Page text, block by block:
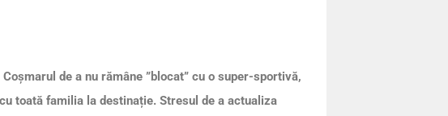
de a nu rămâne ”blocat” cu o super-sportivă,
toată familia la destinație. Stresul de a actualiza